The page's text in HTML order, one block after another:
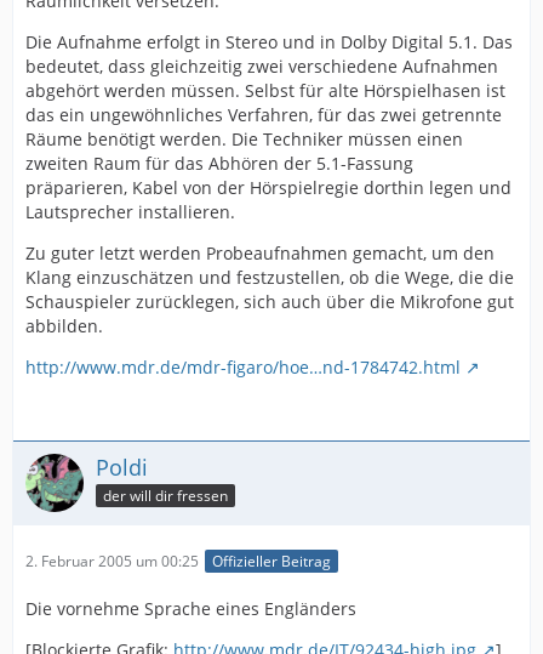
Die Aufnahme erfolgt in Stereo und in Dolby Digital 5.1. Das
bedeutet, dass gleichzeitig zwei verschiedene Aufnahmen
abgehört werden müssen. Selbst für alte Hörspielhasen ist
das ein ungewöhnliches Verfahren, für das zwei getrennte
Räume benötigt werden. Die Techniker müssen einen
zweiten Raum für das Abhören der 5.1-Fassung
präparieren, Kabel von der Hörspielregie dorthin legen und
Lautsprecher installieren.
Zu guter letzt werden Probeaufnahmen gemacht, um den
Klang einzuschätzen und festzustellen, ob die Wege, die die
Schauspieler zurücklegen, sich auch über die Mikrofone gut
abbilden.
http://www.mdr.de/mdr-figaro/hoe…nd-1784742.html
Poldi
der will dir fressen
2. Februar 2005 um 00:25 Offizieller Beitrag
Die vornehme Sprache eines Engländers